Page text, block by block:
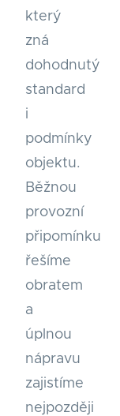
který
zná
dohodnutý
standard
i
podmínky
objektu.
Běžnou
provozní
připomínku
řešíme
obratem
a
úplnou
nápravu
zajistíme
nejpozději